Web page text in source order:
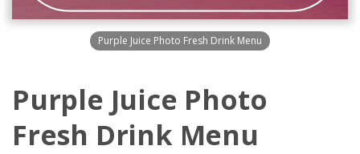
Purple Juice Photo Fresh Drink Menu
Purple Juice Photo
Fresh Drink Menu